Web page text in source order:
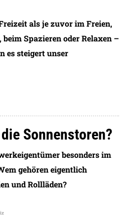
als je zuvor im Freien,
Spazieren oder Relaxen –
es steigert unser
Sonnenstoren?
besonders im
gehören eigentlich
und Rollläden?